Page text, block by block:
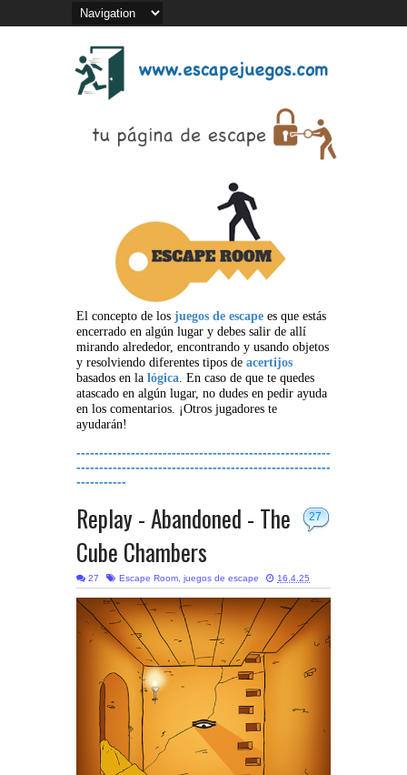
El concepto de los juegos de escape es que estás
encerrado en algún lugar y debes salir de allí
mirando alrededor, encontrando y usando objetos
y resolviendo diferentes tipos de acertijos
basados en la lógica. En caso de que te quedes
atascado en algún lugar, no dudes en pedir ayuda
en los comentarios. ¡Otros jugadores te
ayudarán!
--------------------------------------------------------
--------------------------------------------------------
-----------
27
Replay - Abandoned - The
Cube Chambers
27 Escape Room, juegos de escape 16.4.25